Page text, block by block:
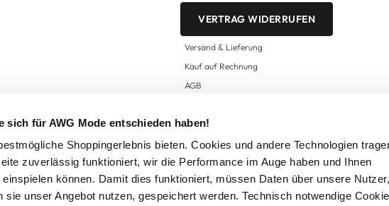
sich für AWG Mode entschieden haben!
Shoppingerlebnis bieten. Cookies und andere Technologien
zuverlässig funktioniert, wir die Performance im Auge haben und Ihnen
können. Damit dies funktioniert, müssen Daten über unsere
sie unser Angebot nutzen, gespeichert werden. Technisch notwendige
VERTRAG WIDERRUFEN
Versand & Lieferung
Kauf auf Rechnung
AGB
Zahlungsarten
Datenschutz
AWG CARD Teilnahmebedingungen